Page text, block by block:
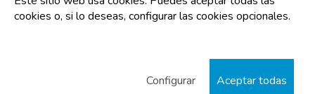
Código:90471
Dimensiones:
31.5 L
Homologado ADR
Código:
cookies o, si lo deseas, configurar las cookies opcionales.
Aceptar todas
Configurar